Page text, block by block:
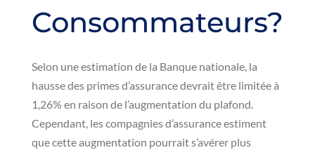
Consommateurs?
Selon une estimation de la Banque nationale, la
hausse des primes d’assurance devrait être limitée à
1,26% en raison de l’augmentation du plafond.
Cependant, les compagnies d’assurance estiment
que cette augmentation pourrait s’avérer plus